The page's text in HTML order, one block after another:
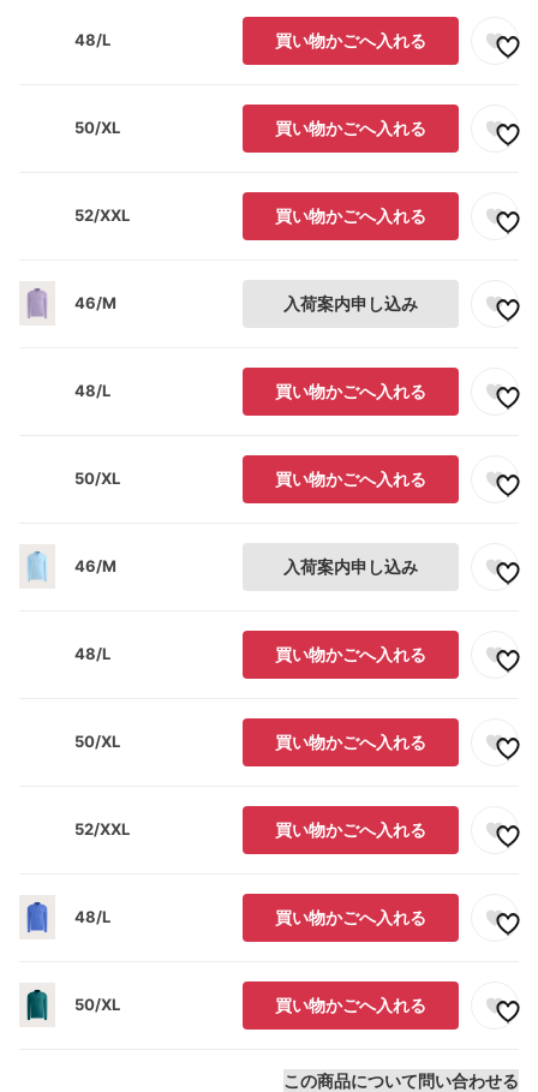
48/L 買い物かごへ入れる
50/XL 買い物かごへ入れる
52/XXL 買い物かごへ入れる
46/M 入荷案内申し込み
48/L 買い物かごへ入れる
50/XL 買い物かごへ入れる
46/M 入荷案内申し込み
48/L 買い物かごへ入れる
50/XL 買い物かごへ入れる
52/XXL 買い物かごへ入れる
48/L 買い物かごへ入れる
50/XL 買い物かごへ入れる
この商品について問い合わせる